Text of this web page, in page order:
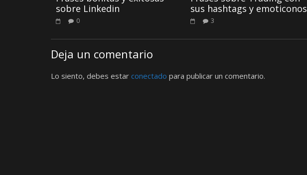
sobre Linkedin
0
sus hashtags y emoticonos
3
Deja un comentario
Lo siento, debes estar conectado para publicar un comentario.